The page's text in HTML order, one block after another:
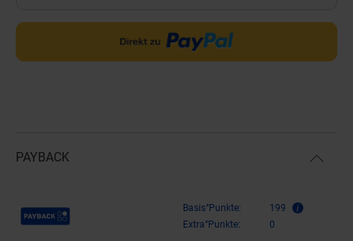
PAYBACK
Payback Punkte Basis°Punkte:
199
Extra°Punkte:
0